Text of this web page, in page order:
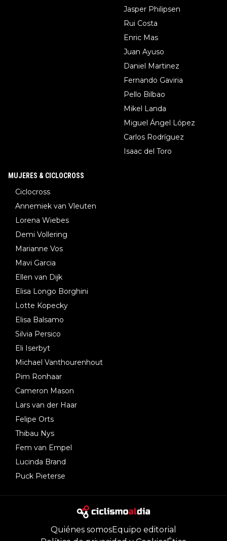
Jasper Philipsen
Rui Costa
Enric Mas
Juan Ayuso
Daniel Martinez
Fernando Gaviria
Pello Bilbao
Mikel Landa
Miguel Ángel López
Carlos Rodríguez
Isaac del Toro
MUJERES & CICLOCROSS
Ciclocross
Annemiek van Vleuten
Lorena Wiebes
Demi Vollering
Marianne Vos
Mavi Garcia
Ellen van Dijk
Elisa Longo Borghini
Lotte Kopecky
Elisa Balsamo
Silvia Persico
Eli Iserbyt
Michael Vanthourenhout
Pim Ronhaar
Cameron Mason
Lars van der Haar
Felipe Orts
Thibau Nys
Fem van Empel
Lucinda Brand
Puck Pieterse
Quiénes somosEquipo editorial